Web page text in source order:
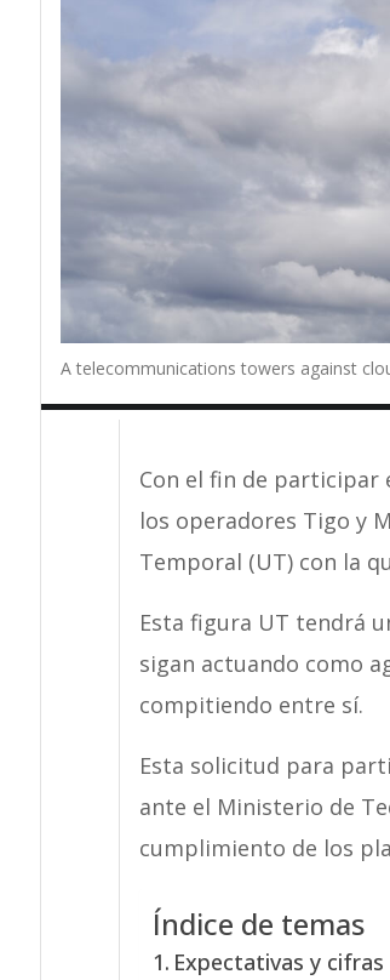
A telecommunications towers against
Con el fin de participar
los operadores Tigo y
Temporal (UT) con la
Esta figura UT tendrá
sigan actuando como
compitiendo entre sí.
Esta solicitud para
ante el Ministerio de
cumplimiento de los
Índice de temas
Expectativas y cifras